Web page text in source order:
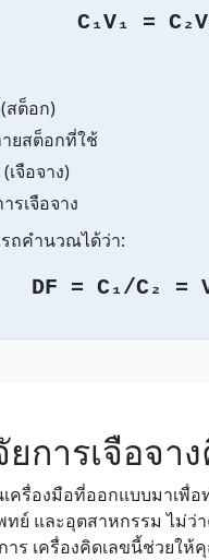
C₁V₁ =
สต็อก)
ยสต็อกที่ใช้
จือจาง)
รเจือจาง
รถคำนวณได้ว่า:
DF = C₁/C₂ =
การเจือจา
เครื่องมือที่ออกแบบมาเพื่
ทย์ และอุตสาหกรรม ไม่ว่
ร เครื่องคิดเลขนี้ช่วยให้